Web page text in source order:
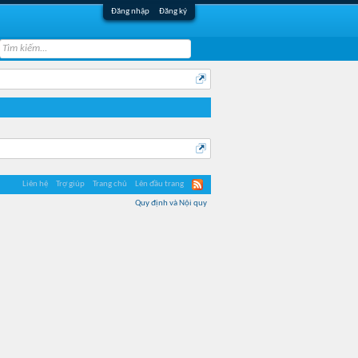
Đăng nhập Đăng ký
Liên hệ Trợ giúp Trang chủ Lên đầu trang
Quy định và Nội quy